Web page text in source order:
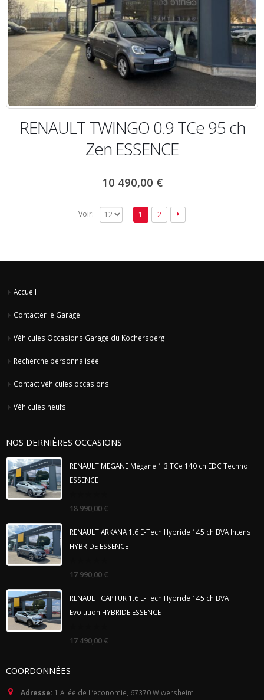
RENAULT TWINGO 0.9 TCe 95 ch
Zen ESSENCE
10 490,00 €
Voir: 1 2
Accueil
Contacter le Garage
Véhicules Occasions Garage du Kochersberg
Recherche personnalisée
Contact véhicules occasions
Véhicules neufs
NOS DERNIÈRES OCCASIONS
RENAULT MEGANE Mégane 1.3 TCe 140 ch EDC Techno
ESSENCE
0
out
18 990,00 €
RENAULT ARKANA 1.6 E-Tech Hybride 145 ch BVA Intens
HYBRIDE ESSENCE
0
out
17 990,00 €
RENAULT CAPTUR 1.6 E-Tech Hybride 145 ch BVA
Evolution HYBRIDE ESSENCE
0
out
17 490,00 €
COORDONNÉES
Adresse: 1 Allée de L’economie, 67370 Wiwersheim